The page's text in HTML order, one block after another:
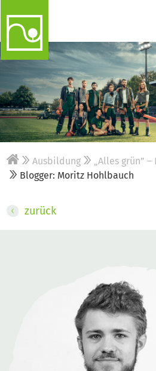
Ausbildung
„Alles grün”
Blogger: Moritz Hohlbauch
zurück